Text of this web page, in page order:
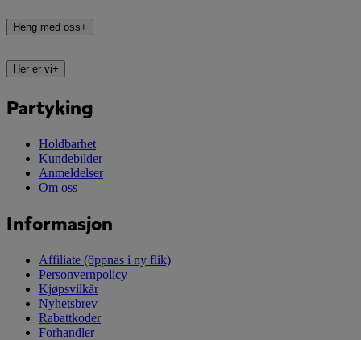
Heng med oss+
Her er vi+
Partyking
Holdbarhet
Kundebilder
Anmeldelser
Om oss
Informasjon
Affiliate (öppnas i ny flik)
Personvernpolicy
Kjøpsvilkår
Nyhetsbrev
Rabattkoder
Forhandler